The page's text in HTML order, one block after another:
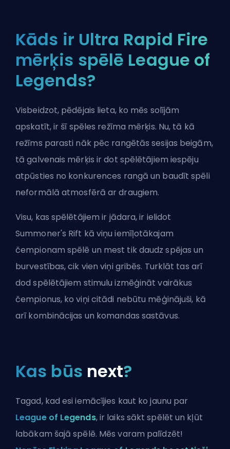
Kāds ir Ultra Rapid Fire
mērķis spēlē League of
Legends?
Visbeidzot, pēdējais lieta, ko mēs solījām
apskatīt, ir šī spēles režīma mērķis. Nu, tā kā
režīms parasti nāk pēc rangētās sesijas beigām,
tā galvenais mērķis ir dot spēlētājiem iespēju
atpūsties no konkurences rangā un baudīt spēli
neformālā atmosfērā ar draugiem.
Visu, kas spēlētājiem ir jādara, ir ielidot
Summoner's Rift kā viņu iemīļotākajam
čempionam spēlē un mest tik daudz spējas un
burvestības, cik vien viņi gribēs. Turklāt tas arī
dod spēlētājiem stimulu izmēģināt vairākus
čempionus, ko viņi citādi nebūtu mēģinājuši, kā
arī kombinācijas un komandas sastāvus.
Kas būs next?
Tagad, kad esi iemācījies kaut ko jaunu par
League of Legends, ir laiks sākt spēlēt un kļūt
labākam šajā spēlē. Mēs varam palīdzēt!